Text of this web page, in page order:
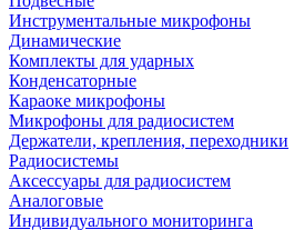
Инструментальные микрофоны
Динамические
Комплекты для ударных
Конденсаторные
Караоке микрофоны
Микрофоны для радиосистем
Держатели, крепления, переходники
Радиосистемы
Аксессуары для радиосистем
Аналоговые
Индивидуального мониторинга